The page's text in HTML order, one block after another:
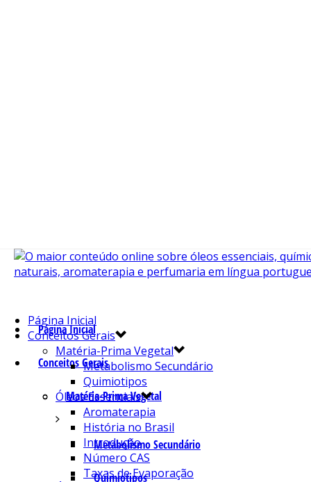
Página Inicial
Conceitos Gerais
Matéria-Prima Vegetal
Metabolismo Secundário
Quimiotipos
Página Inicial
Conceitos Gerais
Matéria-Prima Vegetal
Metabolismo Secundário
Quimiotipos
Óleos Essenciais
Aromaterapia
História no Brasil
Introdução
Número CAS
Taxas de Evaporação